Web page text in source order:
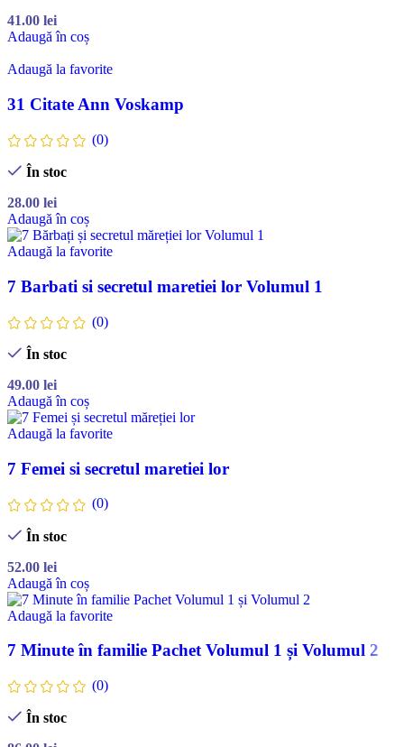
41.00 lei
Adaugă în coș
Adaugă la favorite
31 Citate Ann Voskamp
(0)
În stoc
28.00 lei
Adaugă în coș
Adaugă la favorite
7 Barbati si secretul maretiei lor Volumul 1
(0)
În stoc
49.00 lei
Adaugă în coș
Adaugă la favorite
7 Femei si secretul maretiei lor
(0)
În stoc
52.00 lei
Adaugă în coș
Adaugă la favorite
7 Minute în familie Pachet Volumul 1 și Volumul 2
(0)
În stoc